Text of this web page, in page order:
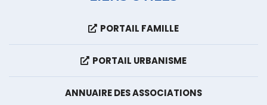
PORTAIL FAMILLE
PORTAIL URBANISME
ANNUAIRE DES ASSOCIATIONS